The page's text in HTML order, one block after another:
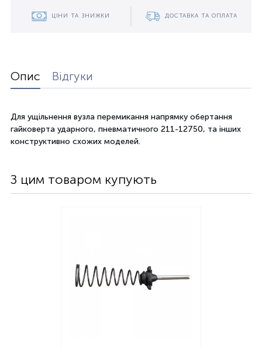
ЦІНИ ТА ЗНИЖКИ ДОСТАВКА ТА ОПЛАТА
Опис Відгуки
Для ущільнення вузла перемикання напрямку обертання
гайковерта ударного, пневматичного 211-12750, та інших
конструктивно схожих моделей.
З цим товаром купують